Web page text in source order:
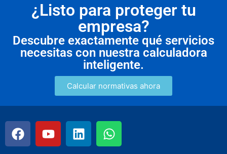
¿Listo para proteger tu
empresa?
Descubre exactamente qué servicios
necesitas con nuestra calculadora
inteligente.
Calcular normativas ahora